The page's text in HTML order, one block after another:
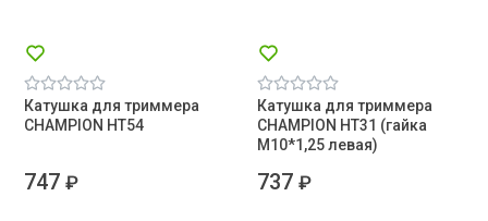
Катушка для триммера
CHAMPION HT54
747 ₽
Катушка для триммера
CHAMPION HT31 (гайка
М10*1,25 левая)
737₽